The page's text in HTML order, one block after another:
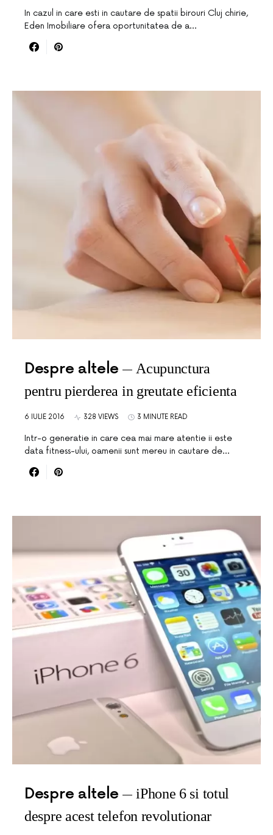
In cazul in care esti in cautare de spatii birouri Cluj chirie,
Eden Imobiliare ofera oportunitatea de a…
Despre altele
Acupunctura
pentru pierderea in greutate eficienta
6 IULIE 2016 328 VIEWS 3 MINUTE READ
Intr-o generatie in care cea mai mare atentie ii este
data fitness-ului, oamenii sunt mereu in cautare de…
Despre altele
iPhone 6 si totul
despre acest telefon revolutionar